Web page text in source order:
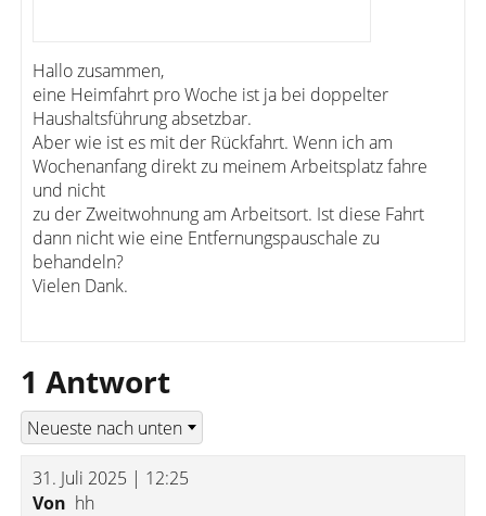
Hallo zusammen,
eine Heimfahrt pro Woche ist ja bei doppelter
Haushaltsführung absetzbar.
Aber wie ist es mit der Rückfahrt. Wenn ich am
Wochenanfang direkt zu meinem Arbeitsplatz fahre
und nicht
zu der Zweitwohnung am Arbeitsort. Ist diese Fahrt
dann nicht wie eine Entfernungspauschale zu
behandeln?
Vielen Dank.
1 Antwort
31. Juli 2025 | 12:25
Von hh